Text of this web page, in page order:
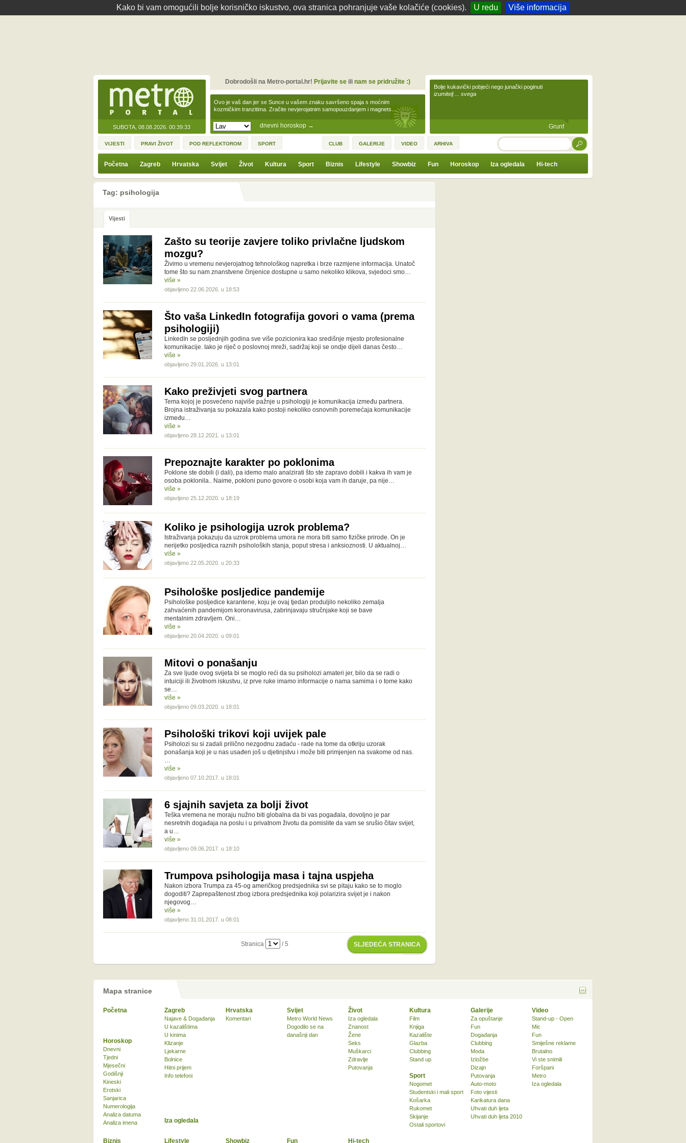
Kako bi vam omogućili bolje korisničko iskustvo, ova stranica pohranjuje vaše kolačiće (cookies). U redu Više informacija
SUBOTA, 08.08.2026. 00:39:33 dnevni horoskop →
Ovo je vaš dan jer se Sunce u vašem znaku savršeno spaja s moćnim
kozmičkim tranzitima. Zračite nevjerojatnim samopouzdanjem i magnets…
Dobrodošli na Metro-portal.hr! Prijavite seili nam se pridružite :)
Bolje kukavički pobjeći nego junački poginuti
izumitelj ... svega
Grunf
VIJESTI PRAVI ŽIVOT POD REFLEKTOROM SPORT CLUB GALERIJE VIDEO ARHIVA TRAŽI
Početna Zagreb Hrvatska Svijet Život Kultura Sport Biznis Lifestyle Showbiz Fun Horoskop Iza ogledala Hi-tech
Tag: psihologija
Vijesti
Zašto su teorije zavjere toliko privlačne ljudskom
mozgu?
Živimo u vremenu nevjerojatnog tehnološkog napretka i brze razmjene informacija. Unatoč
tome što su nam znanstvene činjenice dostupne u samo nekoliko klikova, svjedoci smo…
više »
objavljeno 22.06.2026. u 18:53
Što vaša LinkedIn fotografija govori o vama (prema
psihologiji)
LinkedIn se posljednjih godina sve više pozicionira kao središnje mjesto profesionalne
komunikacije. Iako je riječ o poslovnoj mreži, sadržaj koji se ondje dijeli danas često…
više »
objavljeno 29.01.2026. u 13:01
Kako preživjeti svog partnera
Tema kojoj je posvećeno najviše pažnje u psihologiji je komunikacija između partnera.
Brojna istraživanja su pokazala kako postoji nekoliko osnovnih poremećaja komunikacije
između…
više »
objavljeno 28.12.2021. u 13:01
Prepoznajte karakter po poklonima
Poklone ste dobili (i dali), pa idemo malo analzirati što ste zapravo dobili i kakva ih vam je
osoba poklonila.. Naime, pokloni puno govore o osobi koja vam ih daruje, pa nije…
više »
objavljeno 25.12.2020. u 18:19
Koliko je psihologija uzrok problema?
Istraživanja pokazuju da uzrok problema umora ne mora biti samo fizičke prirode. On je
nerijetko posljedica raznih psiholoških stanja, poput stresa i anksioznosti. U aktualnoj…
više »
objavljeno 22.05.2020. u 20:33
Psihološke posljedice pandemije
Psihološke posljedice karantene, koju je ovaj tjedan produljilo nekoliko zemalja
zahvaćenih pandemijom koronavirusa, zabrinjavaju stručnjake koji se bave
mentalnim zdravljem. Oni…
više »
objavljeno 20.04.2020. u 09:01
Mitovi o ponašanju
Za sve ljude ovog svijeta bi se moglo reći da su psiholozi amateri jer, bilo da se radi o
intuiciji ili životnom iskustvu, iz prve ruke imamo informacije o nama samima i o tome kako
se…
više »
objavljeno 09.03.2020. u 18:01
Psihološki trikovi koji uvijek pale
Psiholozi su si zadali prilično nezgodnu zadaću - rade na tome da otkriju uzorak
ponašanja koji je u nas usađen još u djetinjstvu i može biti primjenjen na svakome od nas.
…
više »
objavljeno 07.10.2017. u 18:01
6 sjajnih savjeta za bolji život
Teška vremena ne moraju nužno biti globalna da bi vas pogađala, dovoljno je par
nesretnih događaja na poslu i u privatnom životu da pomislite da vam se srušio čitav svijet,
a u…
više »
objavljeno 09.06.2017. u 18:10
Trumpova psihologija masa i tajna uspjeha
Nakon izbora Trumpa za 45-og američkog predsjednika svi se pitaju kako se to moglo
dogoditi? Zaprepaštenost zbog izbora predsjednika koji polarizira svijet je i nakon
njegovog…
više »
objavljeno 31.01.2017. u 08:01
SLJEDEĆA STRANICA
Stranica / 5
Mapa stranice
Početna Zagreb
Najave & Događanja
U kazalištima
U kinima
Klizanje
Ljekarne
Bolnice
Hitni prijem
Info telefoni
Hrvatska
Komentari
Svijet
Metro World News
Dogodilo se na
današnji dan
Život
Iza ogledala
Znanost
Žene
Seks
Muškarci
Zdravlje
Putovanja
Kultura
Film
Knjiga
Kazalište
Glazba
Clubbing
Stand up
Sport
Nogomet
Studentski i mali sport
Košarka
Rukomet
Skijanje
Ostali sportovi
Biznis Lifestyle Showbiz Fun
Horoskop
Dnevni
Tjedni
Mjesečni
Godišnji
Kineski
Erotski
Sanjarica
Numerologija
Analiza datuma
Analiza imena
Iza ogledala
Hi-tech
Galerije
Za opuštanje
Fun
Događanja
Clubbing
Moda
Izložbe
Dizajn
Putovanja
Auto-moto
Foto vijesti
Karikatura dana
Uhvati duh ljeta
Uhvati duh ljeta 2010
Video
Stand-up - Open
Mic
Fun
Smiješne reklame
Brutalno
Vi ste snimili
Foršpani
Metro
Iza ogledala